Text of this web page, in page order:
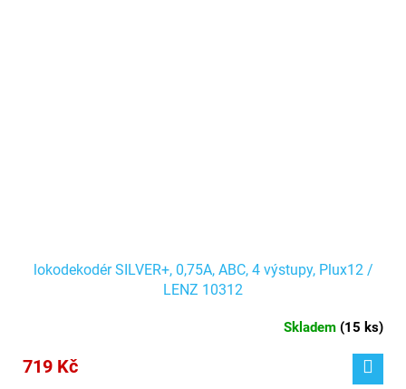
lokodekodér SILVER+, 0,75A, ABC, 4 výstupy, Plux12 /
LENZ 10312
Skladem (15 ks)
719 Kč